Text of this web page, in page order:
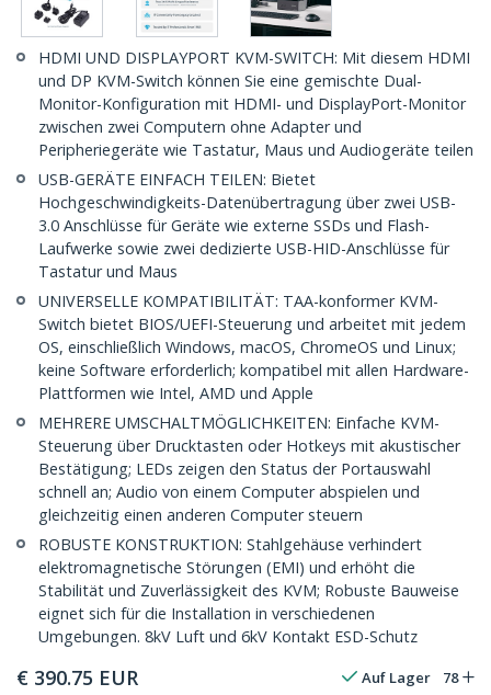
HDMI UND DISPLAYPORT KVM-SWITCH: Mit diesem HDMI
und DP KVM-Switch können Sie eine gemischte Dual-
Monitor-Konfiguration mit HDMI- und DisplayPort-Monitor
zwischen zwei Computern ohne Adapter und
Peripheriegeräte wie Tastatur, Maus und Audiogeräte teilen
USB-GERÄTE EINFACH TEILEN: Bietet
Hochgeschwindigkeits-Datenübertragung über zwei USB-
3.0 Anschlüsse für Geräte wie externe SSDs und Flash-
Laufwerke sowie zwei dedizierte USB-HID-Anschlüsse für
Tastatur und Maus
UNIVERSELLE KOMPATIBILITÄT: TAA-konformer KVM-
Switch bietet BIOS/UEFI-Steuerung und arbeitet mit jedem
OS, einschließlich Windows, macOS, ChromeOS und Linux;
keine Software erforderlich; kompatibel mit allen Hardware-
Plattformen wie Intel, AMD und Apple
MEHRERE UMSCHALTMÖGLICHKEITEN: Einfache KVM-
Steuerung über Drucktasten oder Hotkeys mit akustischer
Bestätigung; LEDs zeigen den Status der Portauswahl
schnell an; Audio von einem Computer abspielen und
gleichzeitig einen anderen Computer steuern
ROBUSTE KONSTRUKTION: Stahlgehäuse verhindert
elektromagnetische Störungen (EMI) und erhöht die
Stabilität und Zuverlässigkeit des KVM; Robuste Bauweise
eignet sich für die Installation in verschiedenen
Umgebungen. 8kV Luft und 6kV Kontakt ESD-Schutz
€ 390.75 EUR Auf Lager 78